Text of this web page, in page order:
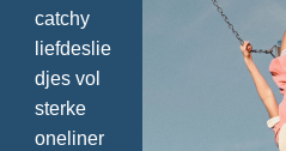
catchy
liefdeslie
djes vol
sterke
oneliner